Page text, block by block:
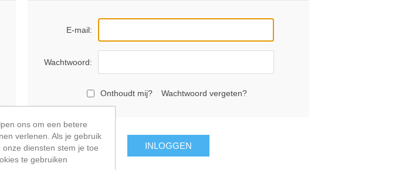
E-mail:
Wachtwoord:
Onthoudt mij? Wachtwoord vergeten?
INLOGGEN
ons om een betere
verlenen. Als je gebruik
onze diensten stem je toe
te gebruiken